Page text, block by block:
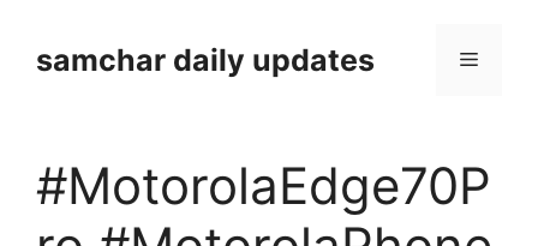
contentsamchar daily updates Menu
#MotorolaEdge70P